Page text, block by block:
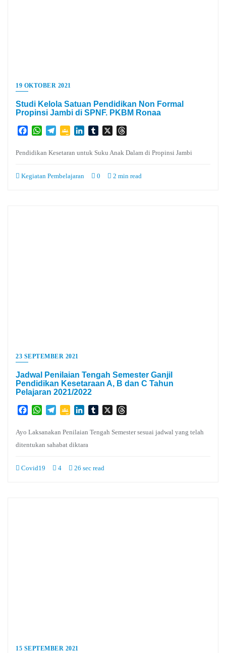
19 OKTOBER 2021
Studi Kelola Satuan Pendidikan Non Formal
Propinsi Jambi di SPNF. PKBM Ronaa
FacebookWhatsApp
TelegramGoogleLinkedInTumblr
X
Pendidikan Kesetaran untuk Suku Anak Dalam di Propinsi Jambi
Kegiatan Pembelajaran 0 2 min read
23 SEPTEMBER 2021
Jadwal Penilaian Tengah Semester Ganjil
Pendidikan Kesetaraan A, B dan C Tahun
Pelajaran 2021/2022
FacebookWhatsApp
TelegramGoogleLinkedInTumblr
X
Ayo Laksanakan Penilaian Tengah Semester sesuai jadwal yang telah
ditentukan sahabat diktara
Covid19 4 26 sec read
15 SEPTEMBER 2021